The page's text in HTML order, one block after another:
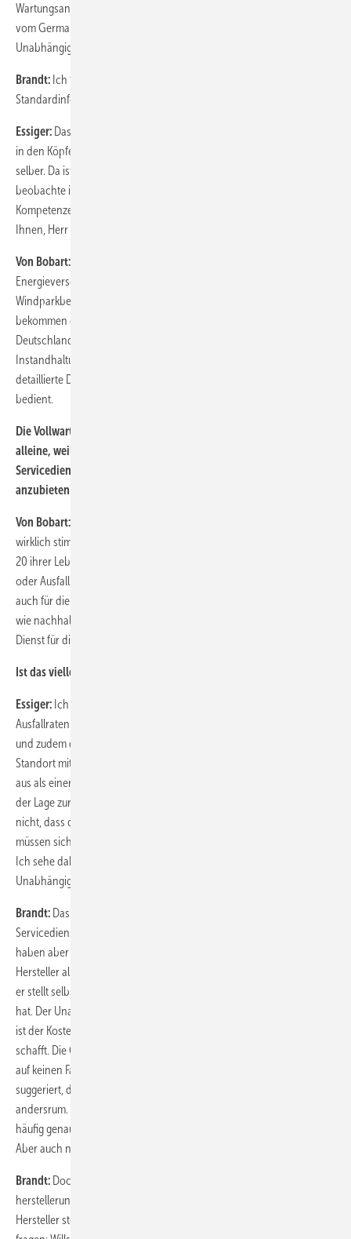
Wartungsanweisungen für verschiedene Turbinentypen erstellt und
vom Germanischen Lloyd haben zertifizieren lassen.
Unabhängige kaufen Kompetenzen
Brandt: Ich frage die Hersteller: Kriegt jeder Kunde dieselben
Standardinformationen?
Essiger: Das läuft anders. Die Informationen stecken im Wesentlichen
in den Köpfen der angestellten Menschen, bei den Servicetechnikern
selber. Da ist nicht alles Wissen auf Papier festgehalten. Deswegen
beobachte ich auch, dass unabhängige Servicedienstleister sich diese
Kompetenzen am Markt zielgerichtet einkaufen. Wir haben es bei
Ihnen, Herr Brandt, bei der Deutschen Windtechnik gesehen …
Von Bobart:
Energieversorger stellen andere Anforderungen als ein
Windparkbetreiber und Investor in Deutschland. Die Kunden
bekommen daher ihre maßgeschneiderte Dokumentation. Kunden in
Deutschland haben traditionell immer Wert auf langfristige
Instandhaltungsdienstleistungen gelegt, sie verlangen nicht so eine
detaillierte Dokumentation, werden aber dennoch zufriedenstellend
bedient.
Die Vollwartung erfreut sich wachsender Beliebtheit – schon
alleine, weil die Banken sie gut finden. Ist es für unabhängige
Servicedienstleister schwierig, Vollwartung kosteneffizient
anzubieten?
Von Bobart:
wirklich stimmt. Wir reden über Anlagen, die in den Jahren zwölf bis
20 ihrer Lebensdauer sind. Man muss sie genau kennen, um Fehler-
oder Ausfallhäufigkeiten abschätzen zu können. Ich glaube, dass das
auch für die Unabhängigen bedingt möglich ist. Aber warten wir ab,
wie nachhaltig das ist und welche wirtschaftlichen Kennzahlen der
Dienst für die einzelnen Anbieter bedeutet ...
Ist das vielleicht das Stichwort Dumpingpreise?
Essiger: Ich sehe da die Hersteller im Vorteil. Wir kennen die
Ausfallraten der Komponenten am besten. Wir haben die Flottendaten
und zudem die Erfahrung an den eigenen Standorten gesammelt. Ein
Standort mit hoher Turbulenz wirkt sich ganz anders auf die Anlage
aus als einer mit geringen Turbulenzen. Damit sind wir am besten in
der Lage zur konkreten Risikobetrachtung. Mir erschließt sich auch
nicht, dass die Unabhängigen geringere Kosten haben sollten. Die
müssen sich das Know-how erarbeiten, das die Lieferanten haben.
Ich sehe daher vor allem eine aggressivere Preispolitik bei den
Unabhängigen.
Brandt: Das sehe ich komplett anders. Die herstellerunabhängigen
Servicedienstleister können die Daten sogar besser analysieren. Wir
haben aber alle Probleme, die Zukunft validiert zu sehen. Wenn der
Hersteller alles wüsste, könnte er eine Anlage ohne Fehler bauen. Aber
er stellt selbst erst nach anderthalb Jahren fest, wo er Serienschäden
hat. Der Unabhängige findet die Fehler oft schon vorher. Das andere
ist der Kostendruck. Da müssen wir sehen, wer die Arbeit profitabel
schafft. Die Chancen sind da beim herstellerunabhängigen Service
auf keinen Fall schlechter. Es wird von den Herstellern immer
suggeriert, dass wir alles schlechter machen. Aber es ist genau
andersrum. Wir stehen sowohl in der Analyse als auch ökonomisch
häufig genauso gut da.
Aber auch nicht besser?
Brandt: Doch, besser. Gucken Sie sich Ratings an, manches
herstellerunabhängige Unternehmen wird besser bewertet. Viele
Hersteller stehen bei Ulrich Schomakers und mir auf der Matte und